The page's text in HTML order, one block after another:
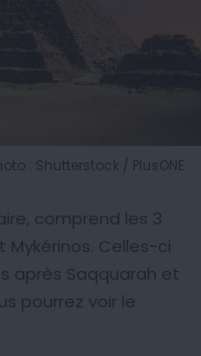
: Shutterstock / PlusONE
comprend les 3
Mykérinos. Celles-ci
après Saqquarah et
pourrez voir le